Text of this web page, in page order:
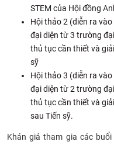
KHOA HỌC CÔNG
HTQT
CỰU NGƯỜI HỌC
STEM của Hội đồng
Hội thảo 2 (diễn ra
đại diện từ 3 trường
thủ tục cần thiết và
sỹ
Hội thảo 3 (diễn ra
đại diện từ 2 trường
thủ tục cần thiết và
sau Tiến sỹ.
Khán giả tham gia các